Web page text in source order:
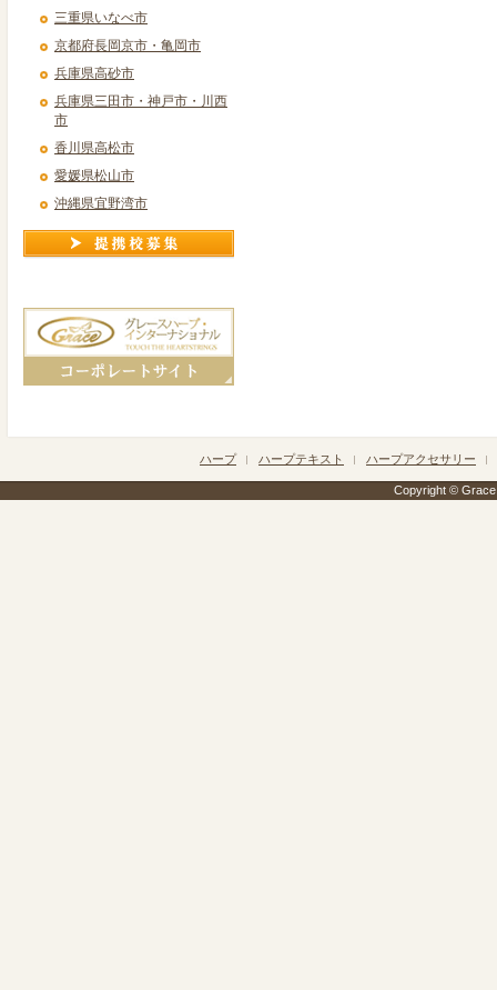
三重県いなべ市
京都府長岡京市・亀岡市
兵庫県高砂市
兵庫県三田市・神戸市・川西
市
香川県高松市
愛媛県松山市
沖縄県宜野湾市
ハープ ハープテキスト ハープアクセサリー
Copyright © Grace